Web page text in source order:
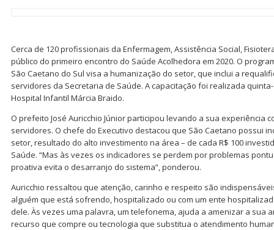
Cerca de 120 profissionais da Enfermagem, Assistência Social,
público do primeiro encontro do Saúde Acolhedora em 2020. O
São Caetano do Sul visa a humanização do setor, que inclui a
servidores da Secretaria de Saúde. A capacitação foi realizada
Hospital Infantil Márcia Braido.
O prefeito José Auricchio Júnior participou levando a sua experiência
servidores. O chefe do Executivo destacou que São Caetano possui
setor, resultado do alto investimento na área – de cada R$ 100
Saúde. “Mas às vezes os indicadores se perdem por problemas
proativa evita o desarranjo do sistema”, ponderou.
Auricchio ressaltou que atenção, carinho e respeito são
alguém que está sofrendo, hospitalizado ou com um ente
dele. Às vezes uma palavra, um telefonema, ajuda a amenizar a sua
recurso que compre ou tecnologia que substitua o atendimento